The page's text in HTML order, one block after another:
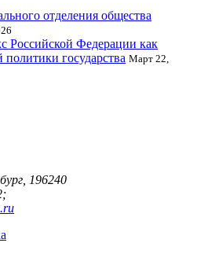
отделения общества
Российской Федерации как
государства Март 22,
196240